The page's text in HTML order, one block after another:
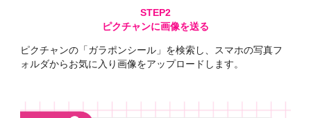
ピクチャンに画像を送る
ピクチャンの「ガラポンシール」を検索し、スマホの写真フ
ォルダからお気に入り画像をアップロードします。